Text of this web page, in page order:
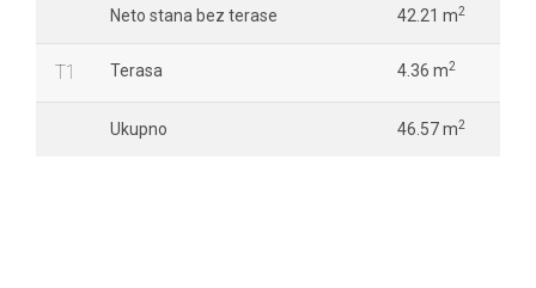
Neto stana bez terase 42.21 m2
T1 Terasa 4.36 m2
Ukupno 46.57 m2